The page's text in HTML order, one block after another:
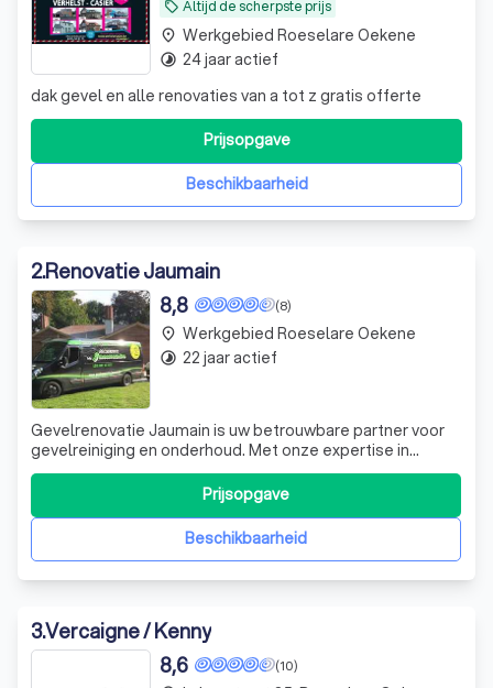
local_offer Altijd de scherpste prijs
dak gevel en alle renovaties van a tot z gratis offerte
Beschikbaarheid
Prijsopgave
place Werkgebied Roeselare Oekene
timelapse 24 jaar actief
2.Renovatie Jaumain
(8)
8,8
Gevelrenovatie Jaumain is uw betrouwbare partner voor
gevelreiniging en onderhoud. Met onze expertise in
zandstralen van materialen, bieden we een breed scala
aan diensten om uw project tot een succes te maken. Wij
geloven in een persoonlijke aanpak en overleggen daarom
altijd met u, onze gewaardeer
Beschikbaarheid
Prijsopgave
place Werkgebied Roeselare Oekene
timelapse 22 jaar actief
3.Vercaigne / Kenny
(10)
8,6